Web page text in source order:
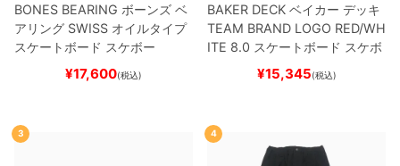
BONES BEARING ボーンズ ベ
アリング SWISS オイルタイプ
スケートボード スケボー
¥17,600(税込)
BAKER DECK ベイカー デッキ
TEAM BRAND LOGO RED/WH
ITE 8.0 スケートボード スケボ
¥15,345(税込)
3 4